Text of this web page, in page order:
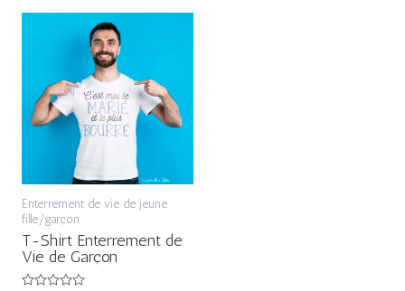
Enterrement de vie de jeune
fille/garçon
T-Shirt Enterrement de
Vie de Garçon
de
prix :
15,00€
à
19,00€